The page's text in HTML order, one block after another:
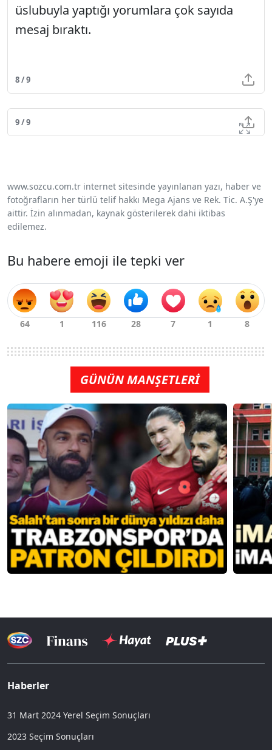
üslubuyla yaptığı yorumlara çok sayıda
mesaj bıraktı.
8 / 9
9 / 9
www.sozcu.com.tr internet sitesinde yayınlanan yazı, haber ve
fotoğrafların her türlü telif hakkı Mega Ajans ve Rek. Tic. A.Ş'ye
aittir. İzin alınmadan, kaynak gösterilerek dahi iktibas
edilemez.
Bu habere emoji ile tepki ver
GÜNÜN MANŞETLERİ
Haberler
31 Mart 2024 Yerel Seçim Sonuçları
2023 Seçim Sonuçları